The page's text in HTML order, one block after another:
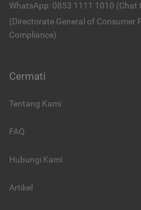
WhatsApp: 0853 1111 1010 (Chat
(Directorate General of Consumer
Compliance)
Cermati
Tentang Kami
FAQ
Hubungi Kami
Artikel